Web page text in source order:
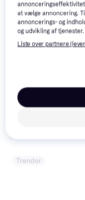
Britax EvolvaFix
5 butikker
Trender
at vælge annoncering.
annoncerings- og
og udvikling af tjenester.
Liste over partnere